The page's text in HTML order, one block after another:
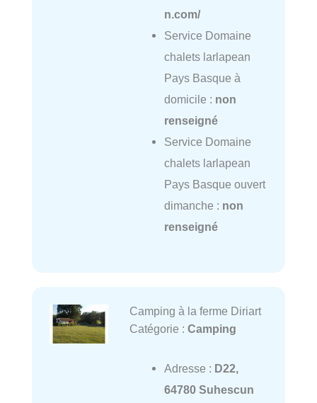
n.com/
Service Domaine
chalets larlapean
Pays Basque à
domicile : non
renseigné
Service Domaine
chalets larlapean
Pays Basque ouvert
dimanche : non
renseigné
Camping à la ferme Diriart
Catégorie : Camping
Adresse : D22,
64780 Suhescun